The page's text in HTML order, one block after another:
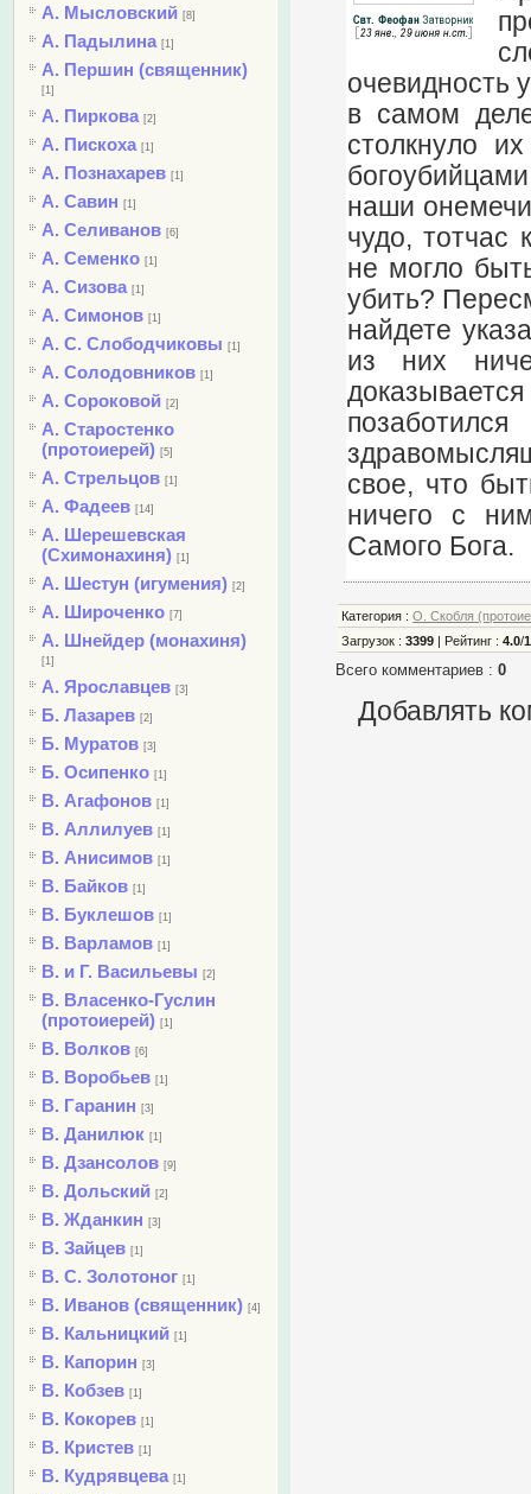
А. Мысловский [8]
А. Падылина [1]
А. Першин (священник)
[1]
А. Пиркова [2]
А. Пискоха [1]
А. Познахарев [1]
А. Савин [1]
А. Селиванов [6]
А. Семенко [1]
А. Сизова [1]
А. Симонов [1]
А. С. Слободчиковы [1]
А. Солодовников [1]
А. Сороковой [2]
А. Старостенко
(протоиерей) [5]
А. Стрельцов [1]
А. Фадеев [14]
А. Шерешевская
(Схимонахиня) [1]
А. Шестун (игумения) [2]
А. Широченко [7]
А. Шнейдер (монахиня)
[1]
А. Ярославцев [3]
Б. Лазарев [2]
Б. Муратов [3]
Б. Осипенко [1]
В. Агафонов [1]
В. Аллилуев [1]
В. Анисимов [1]
В. Байков [1]
В. Буклешов [1]
В. Варламов [1]
В. и Г. Васильевы [2]
В. Власенко-Гуслин
(протоиерей) [1]
В. Волков [6]
В. Воробьев [1]
В. Гаранин [3]
В. Данилюк [1]
В. Дзансолов [9]
В. Дольский [2]
В. Жданкин [3]
В. Зайцев [1]
В. С. Золотоног [1]
В. Иванов (священник) [4]
В. Кальницкий [1]
В. Капорин [3]
В. Кобзев [1]
В. Кокорев [1]
В. Кристев [1]
В. Кудрявцева [1]
очевидность
в самом
столкнуло
наши
чудо, тотчас
не могло
убить?
найдете
из них
свое, что
ничего с
Самого Бога.
Категория :О. Скобля
Загрузок :3399 Рейтинг :4.0/1
Всего комментариев :0
Добавлять